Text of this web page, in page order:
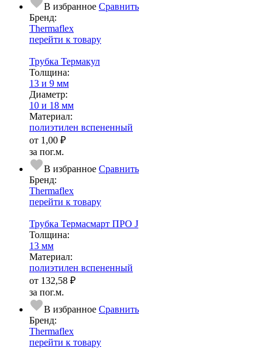
В избранное Сравнить
Бренд:
Thermaflex
перейти к товару
Трубка Термакул
Тол­щи­на:
13 и 9 мм
Диаметр:
10 и 18 мм
Ма­­те­­ри­­ал:
полиэтилен вспененный
от 1,00 ₽
за пог.м.
В избранное Сравнить
Бренд:
Thermaflex
перейти к товару
Трубка Термасмарт ПРО J
Тол­щи­на:
13 мм
Ма­­те­­ри­­ал:
полиэтилен вспененный
от 132,58 ₽
за пог.м.
В избранное Сравнить
Бренд:
Thermaflex
перейти к товару